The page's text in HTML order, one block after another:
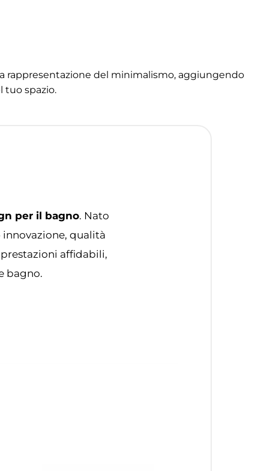
rappresentazione del minimalismo, aggiungendo
tuo spazio.
per il bagno. Nato
innovazione, qualità
affidabili,
bagno.